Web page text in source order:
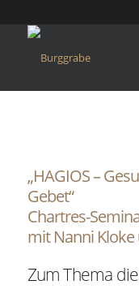
„HAGIOS –
Gebet“
Chartres-
mit Nanni
Zum Thema